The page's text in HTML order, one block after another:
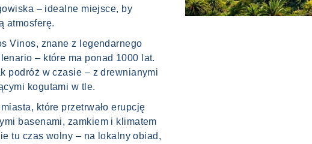
– idealne miejsce, by
atmosferę.
Vinos, znane z legendarnego
– które ma ponad 1000 lat.
podróż w czasie – z drewnianymi
kogutami w tle.
które przetrwało erupcję
basenami, zamkiem i klimatem
tu czas wolny – na lokalny obiad,